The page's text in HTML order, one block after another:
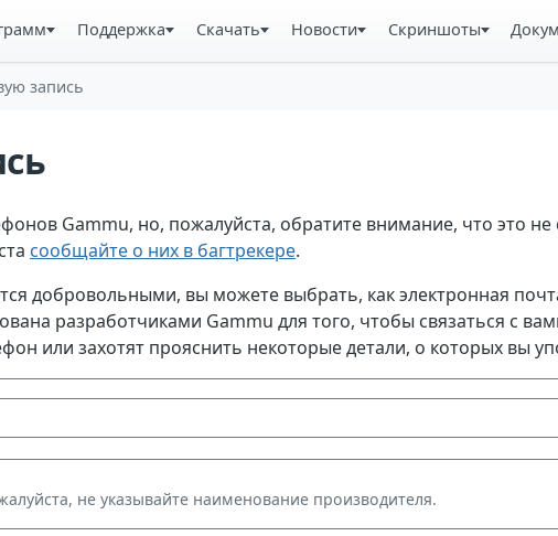
Поддержка Скачать Новости Скриншоты
запись
Gammu, но, пожалуйста, обратите внимание, что это
сообщайте о них в багтрекере.
добровольными, вы можете выбрать, как электронная
разработчиками Gammu для того, чтобы связаться с
или захотят прояснить некоторые детали, о которых вы
не указывайте наименование производителя.